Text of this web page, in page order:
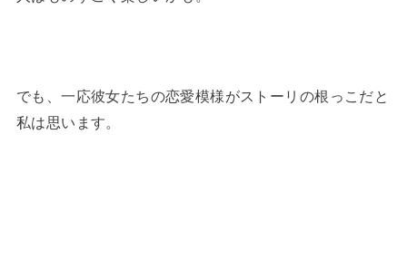
でも、一応彼女たちの恋愛模様がストーリの根っこだと
私は思います。